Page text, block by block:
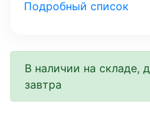
МО, Красногорский г. о.,
Нахимовский проспект,
Профсоюзная
Подробный список
В наличии на складе,
завтра